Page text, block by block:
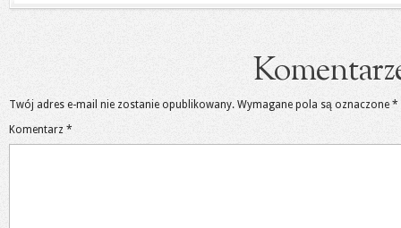
Twój adres e-mail nie zostanie opublikowany. Wymagane pola są oznaczone *
Komentarz *